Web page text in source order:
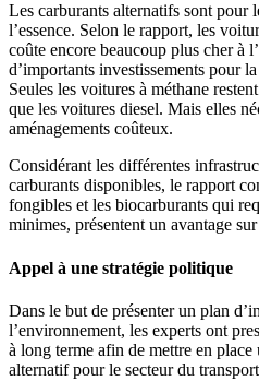
Les carburants alternatifs sont pour
l’essence. Selon le rapport, les
coûte encore beaucoup plus cher à
d’importants investissements pour
Seules les voitures à méthane
que les voitures diesel. Mais elles
aménagements coûteux.
Considérant les différentes
carburants disponibles, le rapport
fongibles et les biocarburants qui
minimes, présentent un avantage
Appel à une stratégie politique
Dans le but de présenter un plan
l’environnement, les experts ont
à long terme afin de mettre en place
alternatif pour le secteur du